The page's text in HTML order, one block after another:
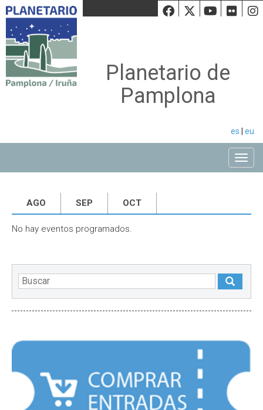
Facebook
Twiiter
Planetario de
Pamplona
es eu
AGO SEP OCT
No hay eventos programados.